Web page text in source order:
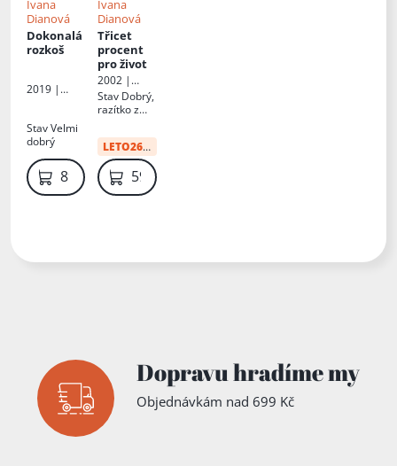
Ivana
Dianová
Dokonalá
rozkoš
2019 |
StavVelmi
dobrý
89 Kč
Ivana
Dianová
Třicet
procent
pro život
2002 |
Akcent
Stav Dobrý,
razítko z
přelepka
přes desky
LETO26
:41 Kč
59 Kč
Dopravu hradíme my
Objednávkám nad 699 Kč